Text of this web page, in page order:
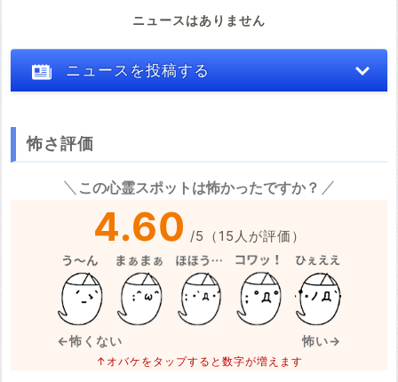
ニュースはありません
ニュースを投稿する
※心霊体験談や怖い話はコメント欄での投稿をお願いします。
※事件・事故が起きた日付
怖さ評価
この心霊スポットは怖かったですか？
4.60 /5 （ 15 人が評価）
←怖くない 怖い→
↑オバケをタップすると数字が増えます